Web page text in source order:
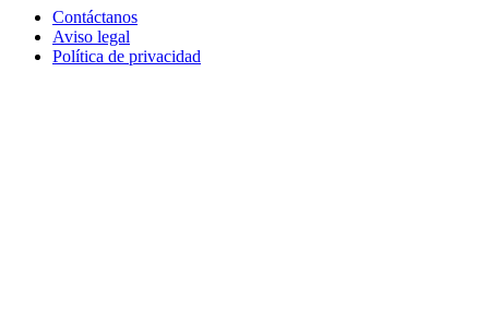
Contáctanos
Aviso legal
Política de privacidad